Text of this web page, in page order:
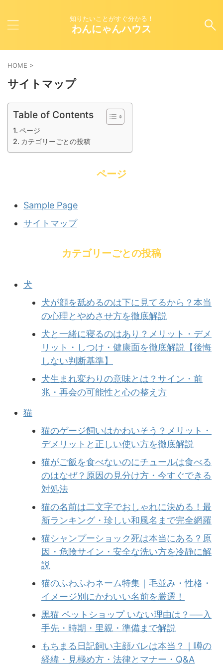
知りたいことがすぐ分かる！
わんにゃんハウス
HOME >
サイトマップ
Table of Contents
ページ
カテゴリーごとの投稿
ページ
Sample Page
サイトマップ
カテゴリーごとの投稿
犬
犬が顔を舐めるのは下に見てるから？本当
の心理とやめさせ方を徹底解説
犬と一緒に寝るのはあり？メリット・デメ
リット・しつけ・健康面を徹底解説【後悔
しない判断基準】
犬生まれ変わりの意味とは？サイン・前
兆・再会の可能性と心の整え方
猫
猫のゲージ飼いはかわいそう？メリット・
デメリットと正しい使い方を徹底解説
猫がご飯を食べないのにチュールは食べる
のはなぜ？原因の見分け方・今すぐできる
対処法
猫の名前は二文字でおしゃれに決める！最
新ランキング・珍しい和風名まで完全網羅
猫シャンプーショック死は本当にある？原
因・危険サイン・安全な洗い方を冷静に解
説
猫のふわふわネーム特集｜毛並み・性格・
イメージ別にかわいい名前を厳選！
黒猫 ペットショップ いない理由は？──入
手先・時期・里親・準備まで解説
もちまる日記飼い主顔バレは本当？｜噂の
経緯・見極め方・法律とマナー・Q&A